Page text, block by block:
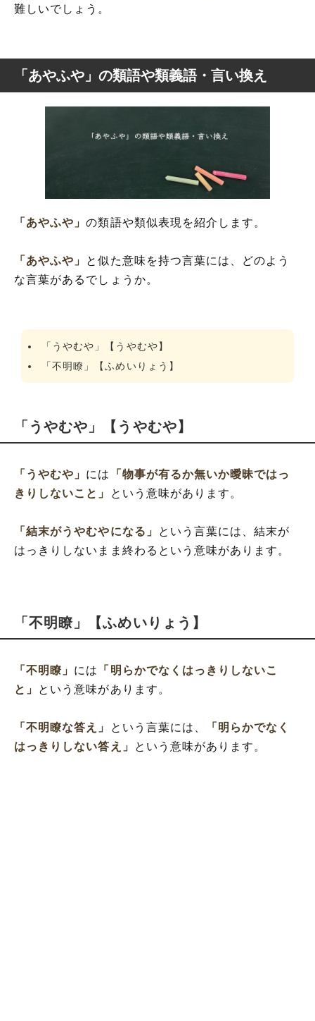
難しいでしょう。
「あやふや」の類語や類義語・言い換え
「あやふや」の類語や類似表現を紹介します。
「あやふや」 と似た意味を持つ言葉には、どのよう
な言葉があるでしょうか。
「うやむや」【うやむや】
「不明瞭」【ふめいりょう】
「うやむや」【うやむや】
「うやむや」 には
「物事が有るか無いか曖昧ではっ
きりしないこと」
という意味があります。
「結末がうやむやになる」
という言葉には、結末が
はっきりしないまま終わるという意味があります。
「不明瞭」【ふめいりょう】
「不明瞭」 には
「明らかでなくはっきりしないこ
と」
という意味があります。
「不明瞭な答え」 という言葉には、
「明らかでなく
はっきりしない答え」
という意味があります。